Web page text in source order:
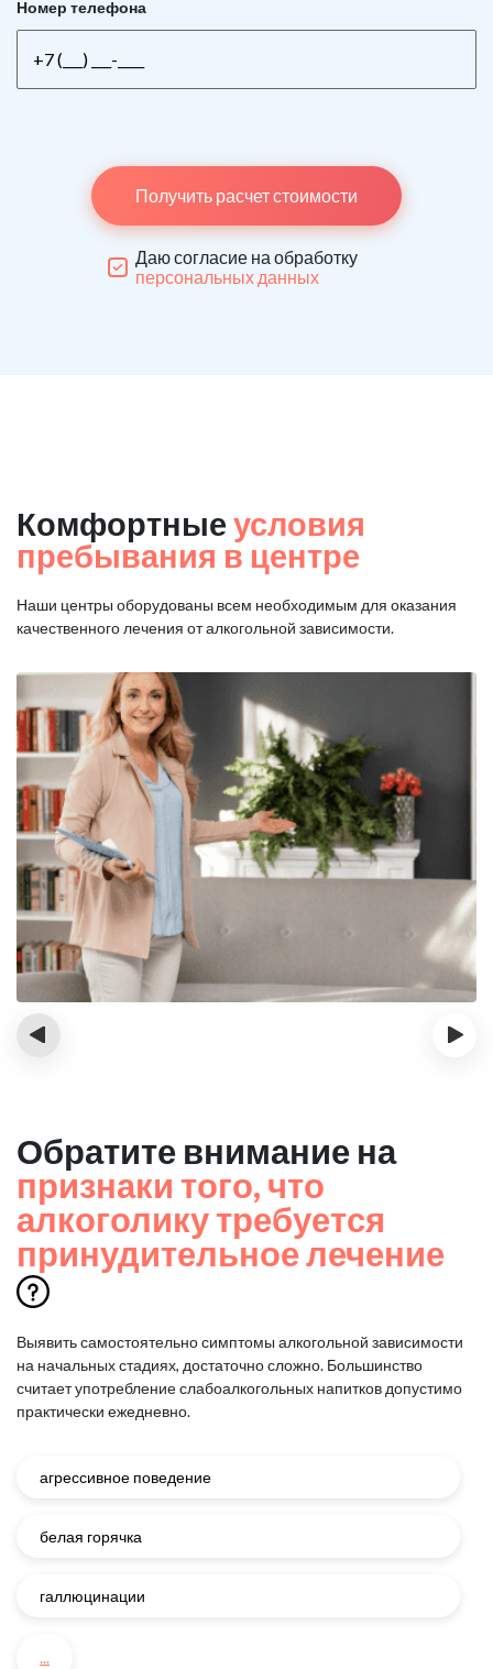
Номер телефона
Получить расчет стоимости
Даю согласие на обработку
персональных данных
Комфортные условия
пребывания в центре
Наши центры оборудованы всем необходимым для оказания
качественного лечения от алкогольной зависимости.
‹ ›
Обратите внимание на
признаки того, что
алкоголику требуется
принудительное лечение
Выявить самостоятельно симптомы алкогольной зависимости
на начальных стадиях, достаточно сложно. Большинство
считает употребление слабоалкогольных напитков допустимо
практически ежедневно.
агрессивное поведение
белая горячка
галлюцинации
...